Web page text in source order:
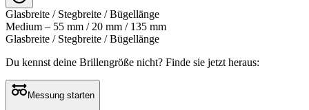
Glasbreite / Stegbreite / Bügellänge
Medium – 55 mm / 20 mm / 135 mm
Glasbreite / Stegbreite / Bügellänge
Du kennst deine Brillengröße nicht? Finde sie jetzt heraus:
Messung starten